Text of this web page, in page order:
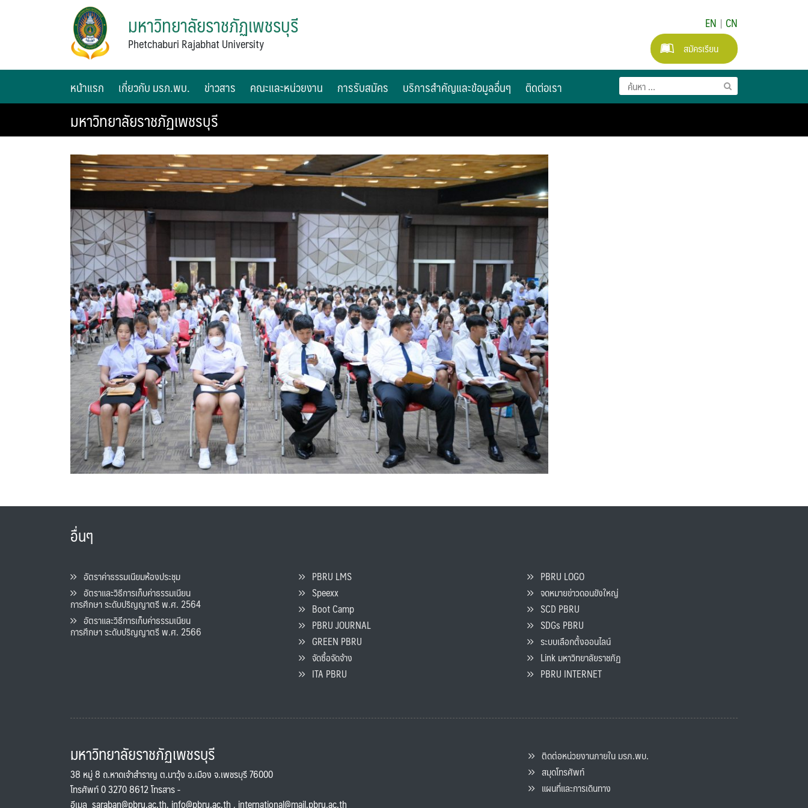
มหาวิทยาลัยราชภัฏเพชรบุรี
Phetchaburi Rajabhat University
EN | CN
สมัครเรียน
หน้าแรก เกี่ยวกับ มรภ.พบ. ข่าวสาร คณะและหน่วยงาน การรับสมัคร บริการสำคัญและข้อมูลอื่นๆ ติดต่อเรา
มหาวิทยาลัยราชภัฏเพชรบุรี
อื่นๆ
อัตราค่าธรรมเนียมห้องประชุม
อัตราและวิธีการเก็บค่าธรรมเนียน
การศึกษา ระดับปริญญาตรี พ.ศ. 2564
อัตราและวิธีการเก็บค่าธรรมเนียน
การศึกษา ระดับปริญญาตรี พ.ศ. 2566
PBRU LMS
Speexx
Boot Camp
PBRU JOURNAL
GREEN PBRU
จัดซื้อจัดจ้าง
ITA PBRU
PBRU LOGO
จดหมายข่าวดอนขังใหญ่
SCD PBRU
SDGs PBRU
ระบบเลือกตั้งออนไลน์
Link มหาวิทยาลัยราชภัฏ
PBRU INTERNET
มหาวิทยาลัยราชภัฏเพชรบุรี
38 หมู่ 8 ถ.หาดเจ้าสำราญ ต.นาวุ้ง อ.เมือง จ.เพชรบุรี 76000
โทรศัพท์ 0 3270 8612 โทรสาร -
อีเมล saraban@pbru.ac.th, info@pbru.ac.th , international@mail.pbru.ac.th
ติดต่อหน่วยงานภายใน มรภ.พบ.
สมุดโทรศัพท์
แผนที่และการเดินทาง